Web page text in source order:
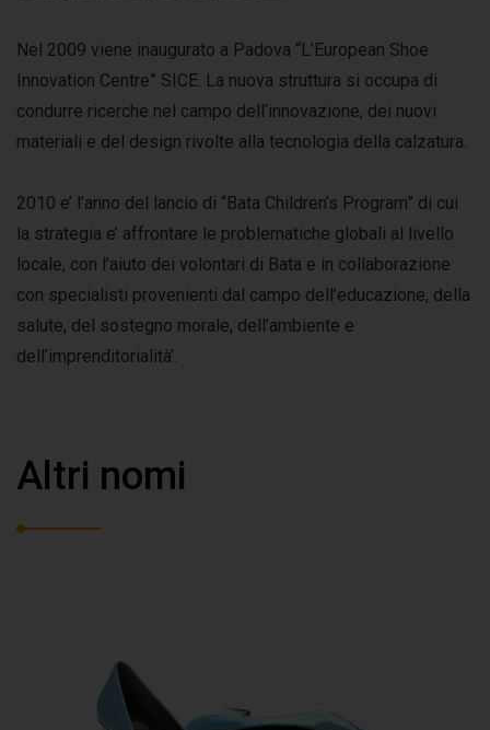
Nel 2009 viene inaugurato a Padova “L’European Shoe
Innovation Centre” SICE. La nuova struttura si occupa di
condurre ricerche nel campo dell’innovazione, dei nuovi
materiali e del design rivolte alla tecnologia della calzatura.
2010 e’ l’anno del lancio di “Bata Children’s Program” di cui
la strategia e’ affrontare le problematiche globali al livello
locale, con l’aiuto dei volontari di Bata e in collaborazione
con specialisti provenienti dal campo dell’educazione, della
salute, del sostegno morale, dell’ambiente e
dell’imprenditorialità’.
Altri nomi